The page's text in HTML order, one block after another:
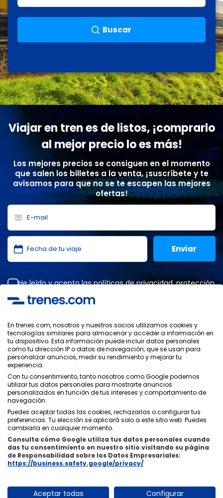
Buscar
Viajar en tren es de listos, ¡comprarlo
al mejor precio lo es más!
Los mejores precios se consiguen en el momento
que salen los billetes a la venta, ¡suscríbete y te
avisamos para que no se te escapen las mejores
ofertas!
He leído y acepto laspolíticas de privacidad,protección
SOLUTIONS.
Política de Privacidad
Condiciones Generales
Política de Seguridad
Contacto
Quiénes Somos ixigo
Copyright © Trenes.com. Todos los derechos reservados.
En trenes.com, nosotros y nuestros socios utilizamos cookies y
tecnologías similares para almacenar y acceder a información en
tu dispositivo. Esta información puede incluir datos personales
como tu dirección IP o datos de navegación, que se usan para
personalizar anuncios, medir su rendimiento y mejorar tu
experiencia.
Con tu consentimiento, tanto nosotros como Google podemos
utilizar tus datos personales para mostrarte anuncios
personalizados en función de tus intereses y comportamiento de
navegación.
Puedes aceptar todas las cookies, rechazarlas o configurar tus
preferencias. Tu elección se aplicará solo a este sitio web. Puedes
cambiarla en cualquier momento.
Consulta cómo Google utiliza tus datos personales cuando
das tu consentimiento en nuestro sitio visitando su página
de Responsabilidad sobre los Datos Empresariales:
https://business.safety.google/privacy/
Aceptar todas Configurar